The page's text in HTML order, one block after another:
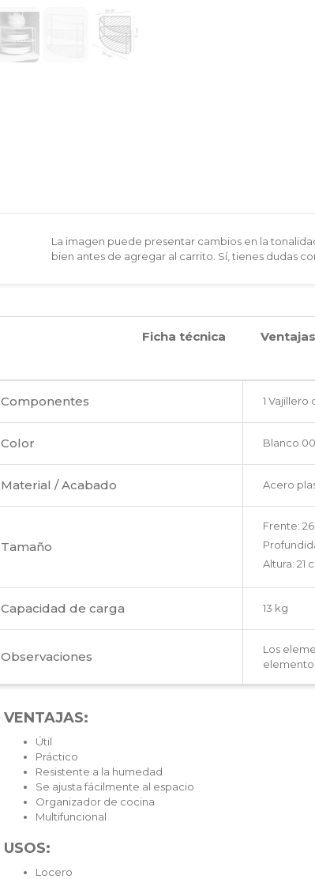
La imagen puede presentar cambios en la
bien antes de agregar al carrito. Sí, tienes dudas
Ficha técnica
Componentes 1 Vajillero
Color Blanco 00
Material / Acabado Acero
Tamaño
Frente:
Altura: 21
Capacidad de carga 13 kg
Observaciones
Los
VENTAJAS:
Útil
Práctico
Resistente a la humedad
Se ajusta fácilmente al espacio
Organizador de cocina
Multifuncional
USOS:
Locero